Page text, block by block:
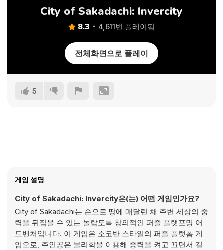
City of Sakadachi: Invercity
8.3 4,611번 플레이됨
전체화면으로 플레이
5
게임 설명
City of Sakadachi: Invercity은(는) 어떤 게임인가요?
City of Sakadachi는 손으로 땅에 매달린 채 주변 세상의 중
력을 뒤집을 수 있는 놀랍도록 창의적인 퍼즐 플랫포밍 어
드벤처입니다. 이 게임은 소코반 스타일의 퍼즐 플랫폼 게
임으로, 주인공은 물리학을 이용해 중력을 켜고 끄면서 길